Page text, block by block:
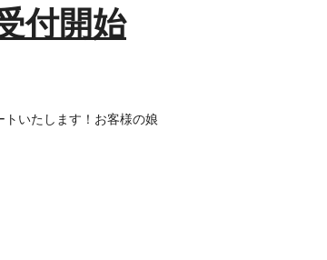
付開始
いたします！お客様の娘